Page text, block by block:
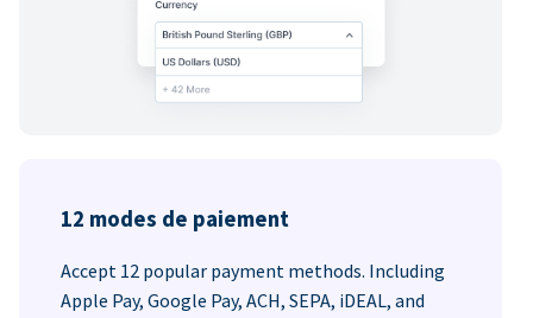
12 modes de paiement
Accept 12 popular payment methods. Including
Apple Pay, Google Pay, ACH, SEPA, iDEAL, and